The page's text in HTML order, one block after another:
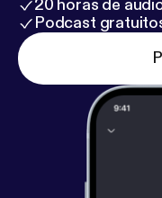
exploración de los
emoción, oralidad y
revolucionado la
proyectos
contador de
conecta personas.
20 horas de
Podcast